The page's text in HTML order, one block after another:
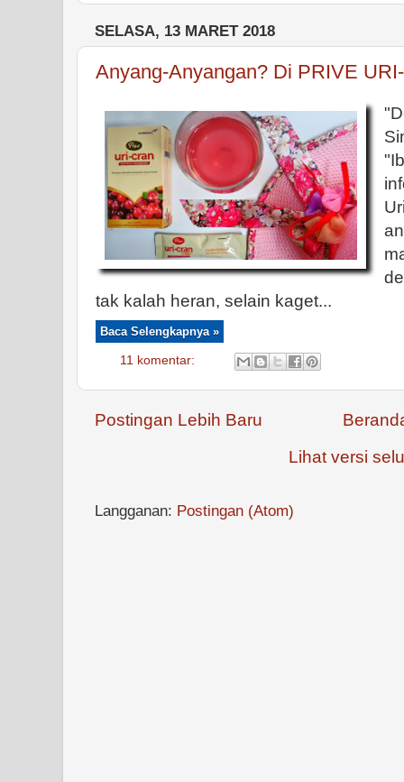
SELASA, 13 MARET 2018
Anyang-Anyangan? Di PRIVE
tak kalah heran, selain kaget...
Baca Selengkapnya »
11 komentar:
Postingan Lebih Baru
Lihat versi
Langganan: Postingan (Atom)